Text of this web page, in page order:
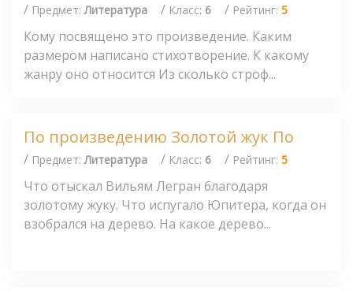
/ Предмет:Литература / Класс: 6 / Рейтинг: 5
Кому посвящено это произведение. Каким
размером написано стихотворение. К какому
жанру оно относится Из сколько строф...
По произведению Золотой жук По
/ Предмет:Литература / Класс: 6 / Рейтинг: 5
Что отыскал Вильям Легран благодаря
золотому жуку. Что испугало Юпитера, когда он
взобрался на дерево. На какое дерево...